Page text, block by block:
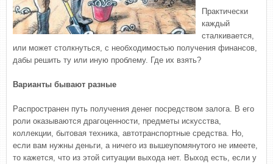
Практически
каждый
сталкивается,
или может столкнуться, с необходимостью получения финансов,
дабы решить ту или иную проблему. Где их взять?
Варианты бывают разные
Распространен путь получения денег посредством залога. В его
роли оказываются драгоценности, предметы искусства,
коллекции, бытовая техника, автотранспортные средства. Но,
если вам нужны деньги, а ничего из вышеупомянутого не имеете,
то кажется, что из этой ситуации выхода нет. Выход есть, если у